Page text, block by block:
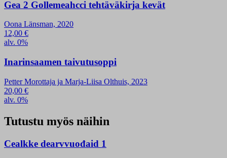
Gea 2 Gollemeahcci tehtäväkirja kevät
Oona Länsman, 2020
12,00 €
alv. 0%
Inarinsaamen taivutusoppi
Petter Morottaja ja Marja-Liisa Olthuis, 2023
20,00 €
alv. 0%
Tutustu myös näihin
Cealkke dearvvuođaid 1